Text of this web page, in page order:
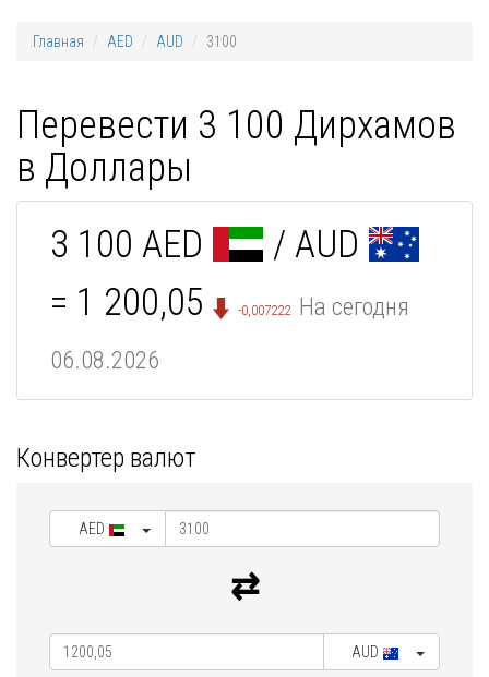
Главная AED AUD 3100
Перевести 3 100 Дирхамов
в Доллары
3 100 AED
/ AUD
= 1 200,05
-0,007222 На сегодня
06.08.2026
Конвертер валют
AED
AUD